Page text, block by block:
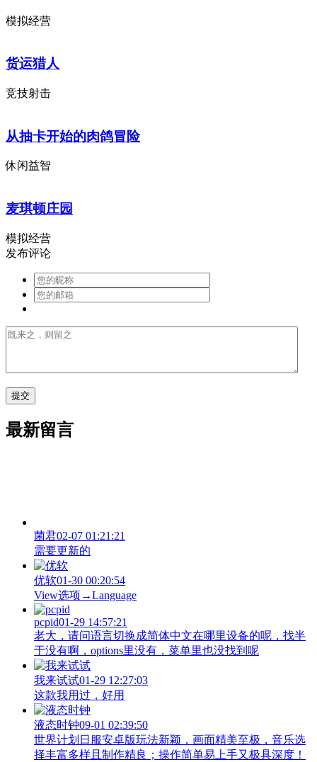
模拟经营
货运猎人
竞技射击
从抽卡开始的肉鸽冒险
休闲益智
麦琪顿庄园
模拟经营
发布评论
最新留言
菌君02-07 01:21:21
需要更新的
优软01-30 00:20:54
View‌选项→Language
pcpid01-29 14:57:21
老大，请问语言切换成简体中文在哪里设备的呢，找半
于没有啊，options里没有，菜单里也没找到呢
我来试试01-29 12:27:03
这款我用过，好用
液态时钟09-01 02:39:50
世界计划日服安卓版玩法新颖，画面精美至极，音乐选
择丰富多样且制作精良；操作简单易上手又极具深度！